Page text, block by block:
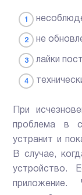
не
лайки
При
проблема в
устранит и
В случае,
устройство.